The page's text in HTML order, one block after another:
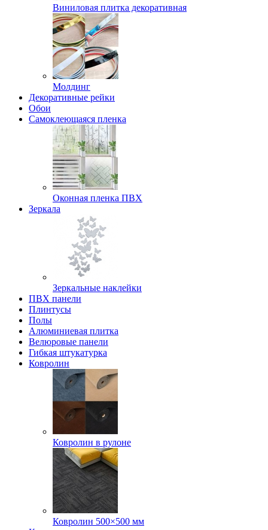
Виниловая плитка декоративная
Молдинг
Декоративные рейки
Обои
Самоклеющаяся пленка
Оконная пленка ПВХ
Зеркала
Зеркальные наклейки
ПВХ панели
Плинтусы
Полы
Алюминиевая плитка
Велюровые панели
Гибкая штукатурка
Ковролин
Ковролин в рулоне
Ковролин 500×500 мм